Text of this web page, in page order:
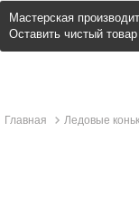
Мастерская
Оставить чистый
Главная Ледовые